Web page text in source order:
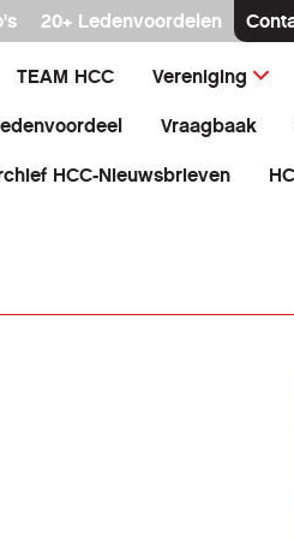
20+ Ledenvoordelen
TEAM HCC Vereniging
Vraagbaak
HCC-Nieuwsbrieven